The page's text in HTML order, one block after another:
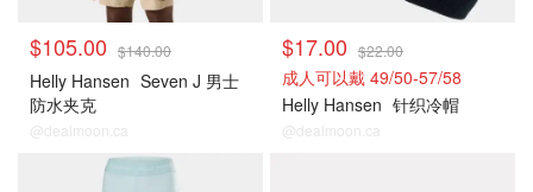
$105.00 $140.00
Helly Hansen Seven J 男士
防水夹克
@dealmoon.ca
$17.00 $22.00
成人可以戴 49/50-57/58
Helly Hansen 针织冷帽
@dealmoon.ca